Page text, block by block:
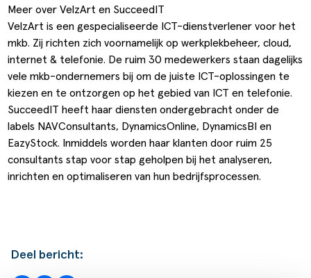
Meer over VelzArt en SucceedIT
VelzArt is een gespecialiseerde ICT-dienstverlener voor het
mkb. Zij richten zich voornamelijk op werkplekbeheer, cloud,
internet & telefonie. De ruim 30 medewerkers staan dagelijks
vele mkb-ondernemers bij om de juiste ICT-oplossingen te
kiezen en te ontzorgen op het gebied van ICT en telefonie.
SucceedIT heeft haar diensten ondergebracht onder de
labels NAVConsultants, DynamicsOnline, DynamicsBI en
EazyStock. Inmiddels worden haar klanten door ruim 25
consultants stap voor stap geholpen bij het analyseren,
inrichten en optimaliseren van hun bedrijfsprocessen.
Deel bericht: